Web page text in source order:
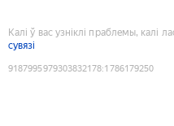
Калі ў вас узніклі праблемы, калі
сувязі
9187995979303832178:1786179250